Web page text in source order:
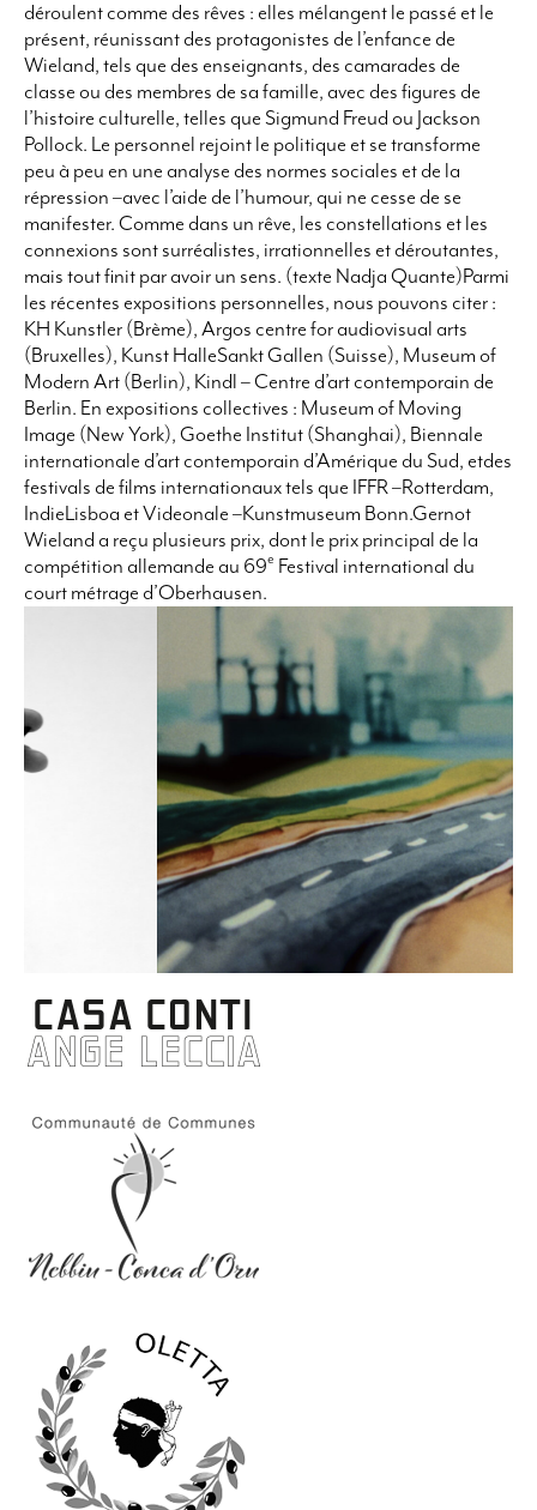
déroulent comme des rêves : elles mélangent le passé et le
présent, réunissant des protagonistes de l’enfance de
Wieland, tels que des enseignants, des camarades de
classe ou des membres de sa famille, avec des figures de
l’histoire culturelle, telles que Sigmund Freud ou Jackson
Pollock. Le personnel rejoint le politique et se transforme
peu à peu en une analyse des normes sociales et de la
répression –avec l’aide de l’humour, qui ne cesse de se
manifester. Comme dans un rêve, les constellations et les
connexions sont surréalistes, irrationnelles et déroutantes,
mais tout finit par avoir un sens. (texte Nadja Quante)Parmi
les récentes expositions personnelles, nous pouvons citer :
KH Kunstler (Brème), Argos centre for audiovisual arts
(Bruxelles), Kunst HalleSankt Gallen (Suisse), Museum of
Modern Art (Berlin), Kindl – Centre d’art contemporain de
Berlin. En expositions collectives : Museum of Moving
Image (New York), Goethe Institut (Shanghai), Biennale
internationale d’art contemporain d’Amérique du Sud, etdes
festivals de films internationaux tels que IFFR –Rotterdam,
IndieLisboa et Videonale –Kunstmuseum Bonn.Gernot
Wieland a reçu plusieurs prix, dont le prix principal de la
compétition allemande au 69e Festival international du
court métrage d’Oberhausen.